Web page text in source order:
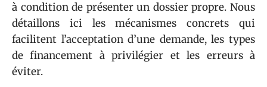
à condition de présenter un dossier propre. Nous
détaillons ici les mécanismes concrets qui
facilitent l’acceptation d’une demande, les types
de financement à privilégier et les erreurs à
éviter.